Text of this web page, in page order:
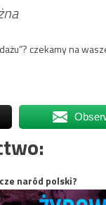
czekamy na
naród polski?